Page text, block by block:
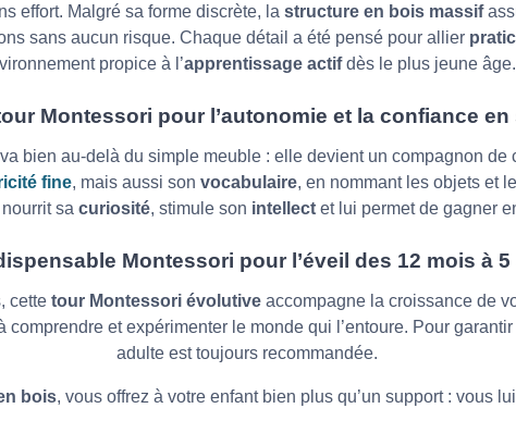
effort. Malgré sa forme discrète, la structure en bois massif
sans aucun risque. Chaque détail a été pensé pour allier
propice à l’apprentissage actifdès le plus jeune âge.
Montessori pour l’autonomie et la confiance en
bien au-delà du simple meuble : elle devient un compagnon
fine, mais aussi son vocabulaire, en nommant les objets et
sa curiosité, stimule son intellectet lui permet de gagner
Montessori pour l’éveil des 12 mois à 5
cette tour Montessori évolutive accompagne la croissance de
comprendre et expérimenter le monde qui l’entoure. Pour
adulte est toujours recommandée.
bois, vous offrez à votre enfant bien plus qu’un support : vous